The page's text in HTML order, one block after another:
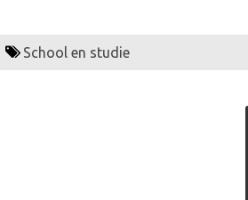
School en studie